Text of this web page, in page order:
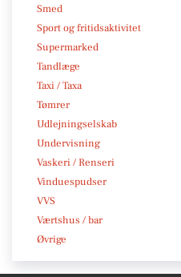
Smed
Sport og fritidsaktivitet
Supermarked
Tandlæge
Taxi / Taxa
Tømrer
Udlejningselskab
Undervisning
Vaskeri / Renseri
Vinduespudser
VVS
Værtshus / bar
Øvrige